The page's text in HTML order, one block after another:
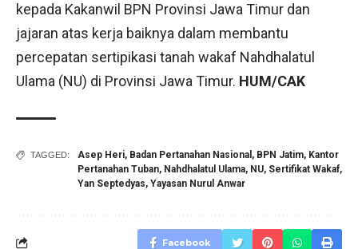
kepada Kakanwil BPN Provinsi Jawa Timur dan
jajaran atas kerja baiknya dalam membantu
percepatan sertipikasi tanah wakaf Nahdhalatul
Ulama (NU) di Provinsi Jawa Timur. HUM/CAK
TAGGED: Asep Heri, Badan Pertanahan Nasional , BPN Jatim, Kantor
Pertanahan Tuban, Nahdhalatul Ulama, NU, Sertifikat Wakaf,
Yan Septedyas, Yayasan Nurul Anwar
Facebook